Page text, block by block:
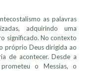
as palavras
adquirindo uma
significado. No contexto
próprio Deus dirigida ao
de acontecer. Desde a
o Messias, o